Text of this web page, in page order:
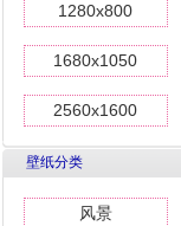
1280x800
1680x1050
2560x1600
壁纸分类
风景